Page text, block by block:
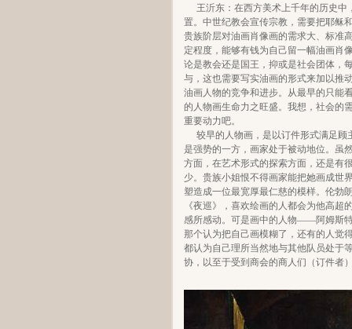
王沂东：在西方美术上千年的历史
置。中世纪教会宣传宗教，需要把耶稣
贵族阶层对油画肖像画的需求大、标准
定程度，能够有钱为自己留一幅油画肖
论是教会还是国王，抑或是社会团体，
与，这也需要写实油画的形式来加以推
油画人物的竞争和进步。从最早的只能
的人物画生命力之旺盛。我想，社会的
重要动力吧。
较早的人物画，是以订件形式满足
是强势的一方，画家处于被动地位。虽
方面，在艺术形式的探索方面，还是有
少。贵族小姐恨不得画家能把她画成世
塑造成一位最宽厚最仁慈的模样。伦勃朗
《夜巡》，喜欢绘画的人都会为他高
感所感动。可是画中的人物——阿姆斯
那个认为把自己画模糊了，还有的人觉
都认为自己理所当然地与其他队员处于
协，以至于受到商会的商人们（订件